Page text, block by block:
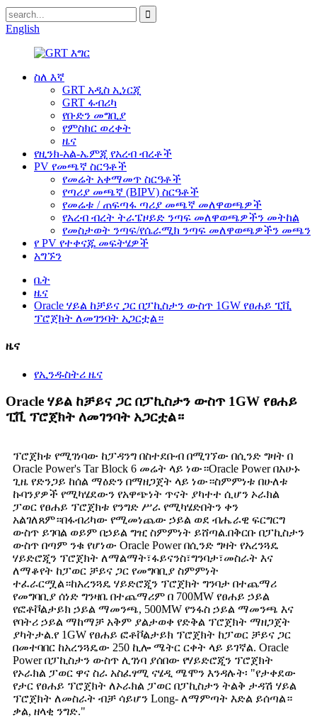
English
ስለ እኛ
GRT አዲስ ኢነርጂ
GRT ፋብሪካ
የቡድን መግቢያ
የምስክር ወረቀት
ዜና
የዚንክ-አል-ኤምጂ የአረብ ብረቶች
PV የመጫኛ ስርዓቶች
የመሬት አቀማመጥ ስርዓቶች
የጣሪያ መጫኛ (BIPV) ስርዓቶች
የመሬቱ / ጠፍጣፋ ጣሪያ መጫኛ መለዋወጫዎች
የአረብ ብረት ትራፔዞይድ ንጣፍ መለዋወጫዎችን መትከል
የመስታወት ንጣፍ/የሴራሚክ ንጣፍ መለዋወጫዎችን መጫን
የ PV የተቀናጁ መፍትሄዎች
አግኙን
ቤት
ዜና
Oracle ሃይል ከቻይና ጋር በፓኪስታን ውስጥ 1GW የፀሐይ ፒቪ
ፕሮጀክት ለመገንባት አጋርቷል።
ዜና
የኢንዱስትሪ ዜና
Oracle ሃይል ከቻይና ጋር በፓኪስታን ውስጥ 1GW የፀሐይ
ፒቪ ፕሮጀክት ለመገንባት አጋርቷል።
ፕሮጀክቱ የሚገነባው ከፓዳንግ በስተደቡብ በሚገኘው በሲንድ ግዛት በ
Oracle Power's Tar Block 6 መሬት ላይ ነው።Oracle Power በአሁኑ
ጊዜ የድንጋይ ከሰል ማዕድን በማዘጋጀት ላይ ነው።ስምምነቱ በሁለቱ
ኩባንያዎች የሚካሄደውን የአዋጭነት ጥናት ያካተተ ሲሆን ኦራክል
ፓወር የፀሐይ ፕሮጀክቱ የንግድ ሥራ የሚካሄድበትን ቀን
አልገለጸም።በፋብሪካው የሚመነጨው ኃይል ወደ ብሔራዊ ፍርግርግ
ውስጥ ይገባል ወይም በኃይል ግዢ ስምምነት ይሸጣል.በቅርቡ በፓኪስታን
ውስጥ በጣም ንቁ የሆነው Oracle Power በሲንድ ግዛት የአረንጓዴ
ሃይድሮጂን ፕሮጀክት ለማልማት፣ፋይናንስ፣ግንባታ፣መስራት እና
ለማቆየት ከፓወር ቻይና ጋር የመግባቢያ ስምምነት
ተፈራርሟል።ከአረንጓዴ ሃይድሮጂን ፕሮጀክት ግንባታ በተጨማሪ
የመግባቢያ ሰነድ ግንዛቤ በተጨማሪም በ 700MW የፀሐይ ኃይል
የፎቶቮልታይክ ኃይል ማመንጫ, 500MW የንፋስ ኃይል ማመንጫ እና
የባትሪ ኃይል ማከማቻ አቅም ያልታወቀ የድቅል ፕሮጀክት ማዘጋጀት
ያካትታል.የ 1GW የፀሐይ ፎቶቮልታይክ ፕሮጀክት ከፓወር ቻይና ጋር
በመተባበር ከአረንጓዴው 250 ኪሎ ሜትር ርቀት ላይ ይገኛል. Oracle
Power በፓኪስታን ውስጥ ሊገነባ ያሰበው የሃይድሮጂን ፕሮጀክት
የኦራክል ፓወር ዋና ስራ አስፈፃሚ ናሄዲ ሜሞን እንዳሉት፡ "የታቀደው
የታር የፀሐይ ፕሮጀክት ለኦራክል ፓወር በፓኪስታን ትልቅ ታዳሽ ሃይል
ፕሮጀክት ለመስራት ብቻ ሳይሆን Long- ለማምጣት እድል ይሰጣል።
ቃል, ዘላቂ ንግድ."